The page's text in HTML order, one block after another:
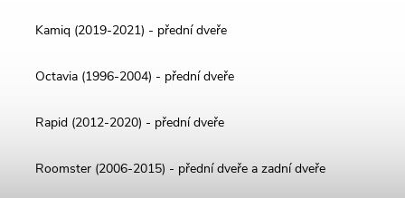
Kamiq (2019-2021) - přední dveře
Octavia (1996-2004) - přední dveře
Rapid (2012-2020) - přední dveře
Roomster (2006-2015) - přední dveře a zadní dveře